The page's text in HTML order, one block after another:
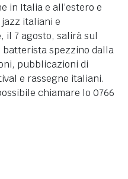
in Italia e all’estero e
italiani e
il 7 agosto, salirà sul
batterista spezzino dalla
pubblicazioni di
e rassegne italiani.
chiamare lo 0766